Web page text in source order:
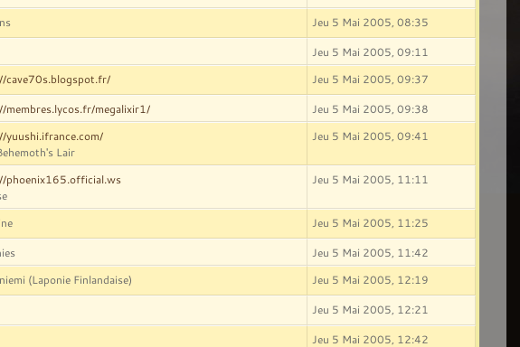
Jeu 5 Mai 2005, 08:35
Jeu 5 Mai 2005, 09:11
cave70s.blogspot.fr/ Jeu 5 Mai 2005, 09:37
membres.lycos.fr/megalixir1/
Jeu 5 Mai 2005, 09:38
yuushi.ifrance.com/
Lair
Jeu 5 Mai 2005, 09:41
phoenix165.official.ws
Jeu 5 Mai 2005, 11:11
Jeu 5 Mai 2005, 11:25
Jeu 5 Mai 2005, 11:42
(Laponie Finlandaise) Jeu 5 Mai 2005, 12:19
Jeu 5 Mai 2005, 12:21
Jeu 5 Mai 2005, 12:42